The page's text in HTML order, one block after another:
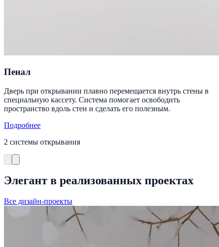
Пенал
Дверь при открывании плавно перемещается внутрь стены в
специальную кассету. Система помогает освободить
пространство вдоль стен и сделать его полезным.
Подробнее
2 системы открывания
Элегант в реализованных проектах
Все дизайн-проекты